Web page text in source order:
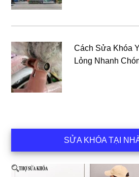
Cách Sửa Khóa
Lỏng Nhanh
SỬA KHÓA TẠI